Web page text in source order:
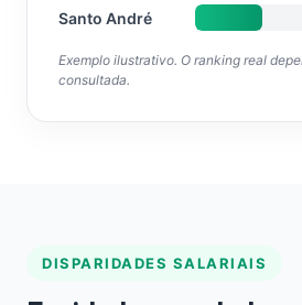
Santo André
Exemplo ilustrativo. O ranking real
consultada.
DISPARIDADES SALARIAIS